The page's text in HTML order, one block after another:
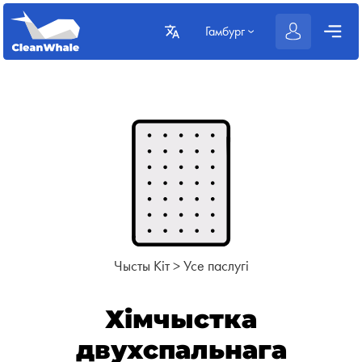
Гамбург
Чысты Кіт >Усе паслугі
Хімчыстка
двухспальнага